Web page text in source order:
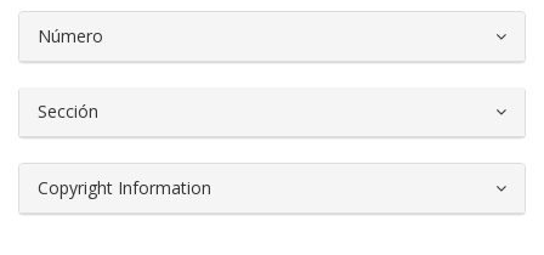
Número
Sección
Copyright Information